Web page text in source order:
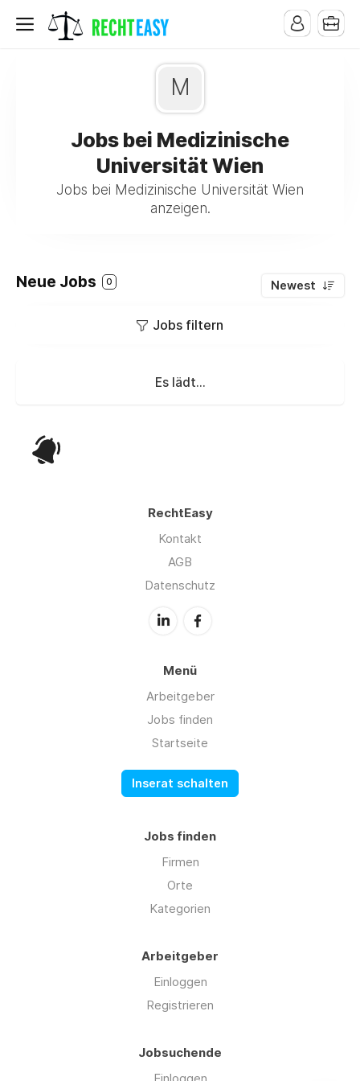
M
Jobs bei Medizinische
Universität Wien
Jobs bei Medizinische Universität Wien
anzeigen.
Neue Jobs 0 Newest
Jobs filtern
Es lädt...
RechtEasy
Kontakt
AGB
Datenschutz
Menü
Arbeitgeber
Jobs finden
Startseite
Inserat schalten
Jobs finden
Firmen
Orte
Kategorien
Arbeitgeber
Einloggen
Registrieren
Jobsuchende